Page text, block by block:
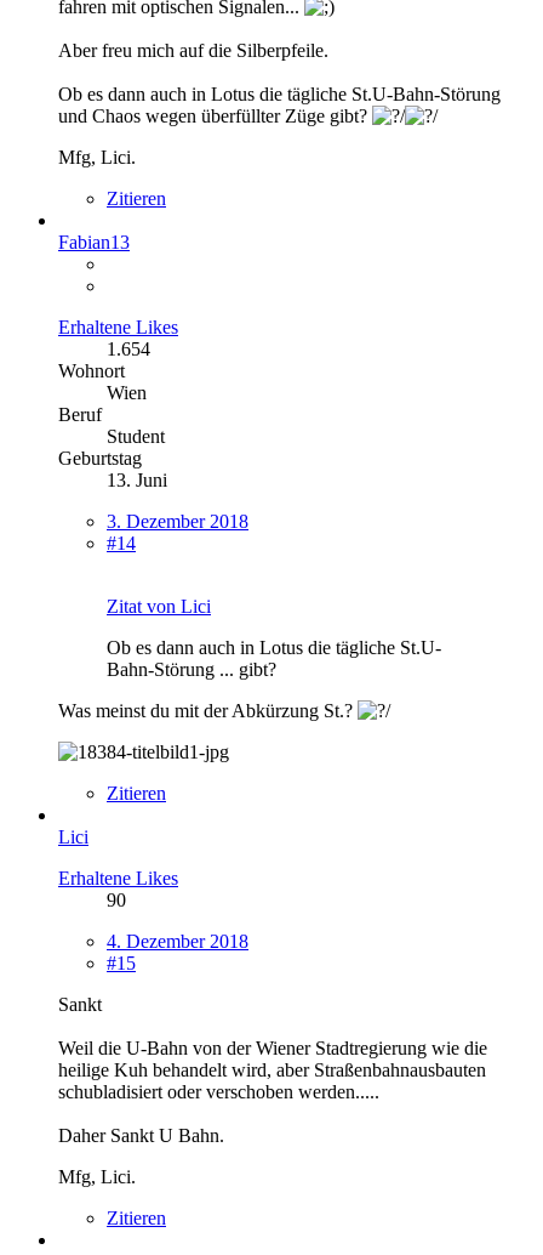
fahren mit optischen Signalen...
Aber freu mich auf die Silberpfeile.
Ob es dann auch in Lotus die tägliche St.U-Bahn-Störung
und Chaos wegen überfüllter Züge gibt?
Mfg, Lici.
Zitieren
Fabian13
Erhaltene Likes
1.654
Wohnort
Wien
Beruf
Student
Geburtstag
13. Juni
3. Dezember 2018
#14
Zitat von Lici
Ob es dann auch in Lotus die tägliche St.U-
Bahn-Störung ... gibt?
Was meinst du mit der Abkürzung St.?
Zitieren
Lici
Erhaltene Likes
90
4. Dezember 2018
#15
Sankt
Weil die U-Bahn von der Wiener Stadtregierung wie die
heilige Kuh behandelt wird, aber Straßenbahnausbauten
schubladisiert oder verschoben werden.....
Daher Sankt U Bahn.
Mfg, Lici.
Zitieren